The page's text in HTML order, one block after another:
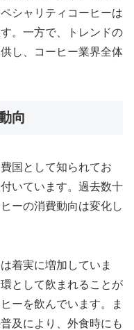
シャリティコーヒーは
。一方で、トレンドの
し、コーヒー業界全体
向
国として知られてお
いています。過去数十
ーの消費動向は変化し
着実に増加していま
として飲まれることが
ーを飲んでいます。ま
及により、外食時にも